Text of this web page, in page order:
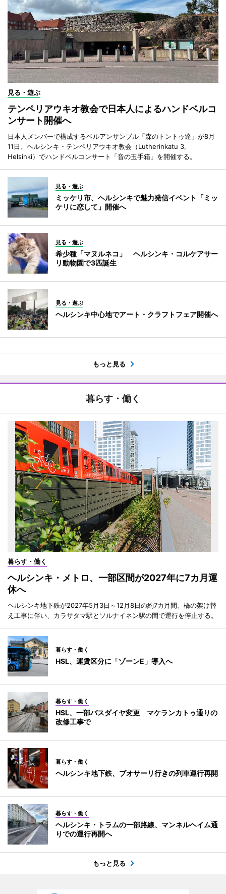
見る・遊ぶ
テンペリアウキオ教会で日本人によるハンドベルコ
ンサート開催へ
日本人メンバーで構成するベルアンサンブル「森のトントゥ達」が8月
11日、ヘルシンキ・テンペリアウキオ教会（Lutherinkatu 3,
Helsinki）でハンドベルコンサート「音の玉手箱」を開催する。
見る・遊ぶ
ミッケリ市、ヘルシンキで魅力発信イベント「ミッ
ケリに恋して」開催へ
見る・遊ぶ
希少種「マヌルネコ」 ヘルシンキ・コルケアサー
リ動物園で3匹誕生
見る・遊ぶ
ヘルシンキ中心地でアート・クラフトフェア開催へ
もっと見る
暮らす・働く
暮らす・働く
ヘルシンキ・メトロ、一部区間が2027年に7カ月運
休へ
ヘルシンキ地下鉄が2027年5月3日～12月8日の約7カ月間、橋の架け替
え工事に伴い、カラサタマ駅とソルナイネン駅の間で運行を停止する。
暮らす・働く
HSL、運賃区分に「ゾーンE」導入へ
暮らす・働く
HSL、一部バスダイヤ変更 マケランカトゥ通りの
改修工事で
暮らす・働く
ヘルシンキ地下鉄、ブオサーリ行きの列車運行再開
暮らす・働く
ヘルシンキ・トラムの一部路線、マンネルヘイム通
りでの運行再開へ
もっと見る